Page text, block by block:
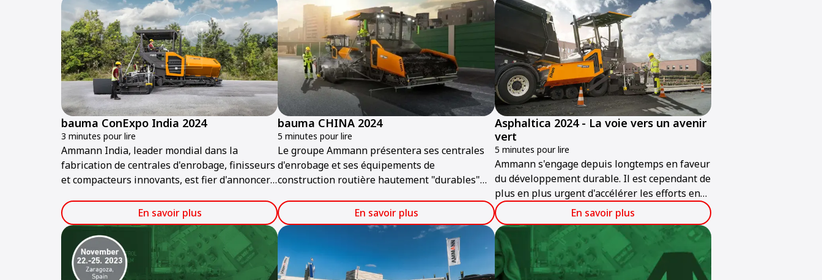
technologies intelligentes, prêtes pour les
chantiers de demain.
bauma ConExpo India 2024
3 minutes pour lire
Ammann India, leader mondial dans la
fabrication de centrales d'enrobage, finisseurs
et compacteurs innovants, est fier d'annoncer
En savoir plus
bauma CHINA 2024
5 minutes pour lire
Le groupe Ammann présentera ses centrales
d'enrobage et ses équipements de
construction routière hautement "durables"
novembre.
En savoir plus
Asphaltica 2024 - La voie vers un avenir
vert
5 minutes pour lire
Ammann s'engage depuis longtemps en faveur
du développement durable. Il est cependant de
plus en plus urgent d'accélérer les efforts en
faveur de l'environnement dans l'intérêt du
monde entier. La construction de routes vertes
est l'objectif d'Ammann aujourd'hui et à
l'avenir.
En savoir plus